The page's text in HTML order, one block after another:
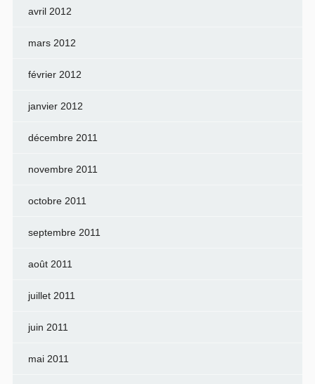
avril 2012
mars 2012
février 2012
janvier 2012
décembre 2011
novembre 2011
octobre 2011
septembre 2011
août 2011
juillet 2011
juin 2011
mai 2011